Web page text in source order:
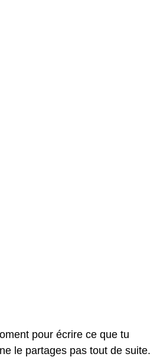
pour écrire ce que tu
le partages pas tout de suite.